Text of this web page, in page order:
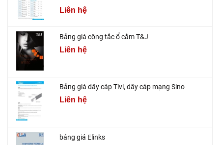
Liên hệ
Bảng giá công tắc ổ cắm T&J
Liên hệ
Bảng giá dây cáp Tivi, dây cáp mạng Sino
Liên hệ
bảng giá Elinks